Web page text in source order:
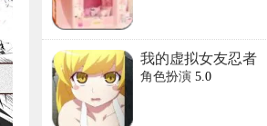
我的虚拟女友忍者
角色扮演 5.0